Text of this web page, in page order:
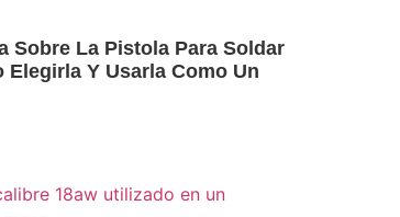
Sobre La Pistola Para Soldar
Elegirla Y Usarla Como Un